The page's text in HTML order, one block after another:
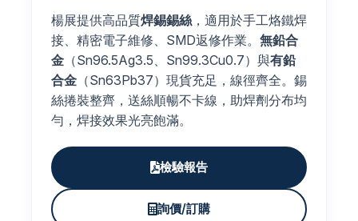
楊展提供高品質焊錫錫絲 ，適用於手工烙鐵焊
接、精密電子維修、SMD返修作業。 無鉛合
金 （Sn96.5Ag3.5、Sn99.3Cu0.7）與有鉛
合金 （Sn63Pb37）現貨充足，線徑齊全。錫
絲捲裝整齊，送絲順暢不卡線，助焊劑分布均
勻，焊接效果光亮飽滿。
檢驗報告
詢價/訂購